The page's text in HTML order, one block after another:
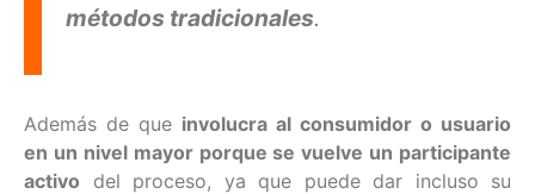
métodos tradicionales.
Además de que involucra al consumidor o usuario
en un nivel mayor porque se vuelve un participante
activo del proceso, ya que puede dar incluso su